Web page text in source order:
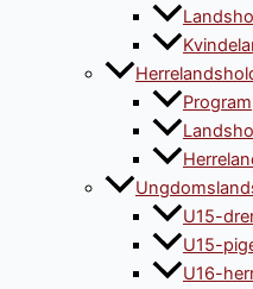
Program
U15-
U15-
U16-